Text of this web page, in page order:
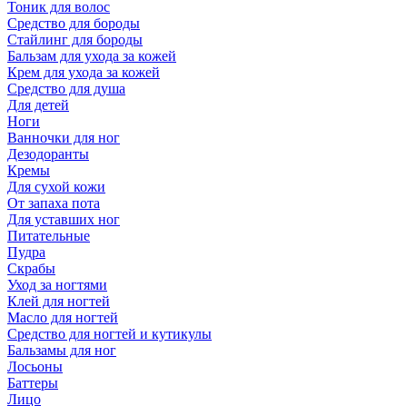
Тоник для волос
Средство для бороды
Стайлинг для бороды
Бальзам для ухода за кожей
Крем для ухода за кожей
Средство для душа
Для детей
Ноги
Ванночки для ног
Дезодоранты
Кремы
Для сухой кожи
От запаха пота
Для уставших ног
Питательные
Пудра
Скрабы
Уход за ногтями
Клей для ногтей
Масло для ногтей
Средство для ногтей и кутикулы
Бальзамы для ног
Лосьоны
Баттеры
Лицо